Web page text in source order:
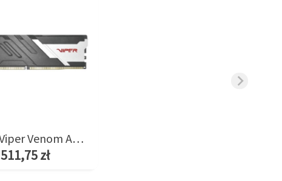
Pamięć Viper Venom AMD 8GB/6400(1*8GB) CL38
511,75 zł